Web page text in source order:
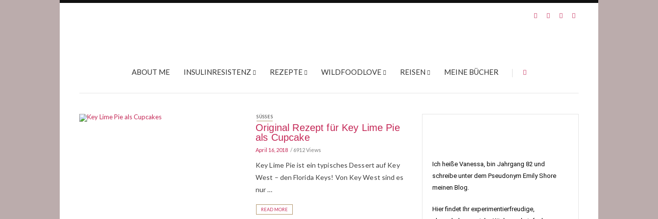
ABOUT ME INSULINRESISTENZ REZEPTE WILDFOODLOVE REISEN MEINE BÜCHER
SÜSSES
Original Rezept für Key Lime Pie
als Cupcake
April 16, 2018 6912 Views
Key Lime Pie ist ein typisches Dessert auf Key
West – den Florida Keys! Von Key West sind es
nur …
READ MORE
Ich heiße Vanessa, bin Jahrgang 82 und
schreibe unter dem Pseudonym Emily Shore
meinen Blog.
Hier findet Ihr experimentierfreudige,